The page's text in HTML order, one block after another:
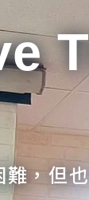
，但